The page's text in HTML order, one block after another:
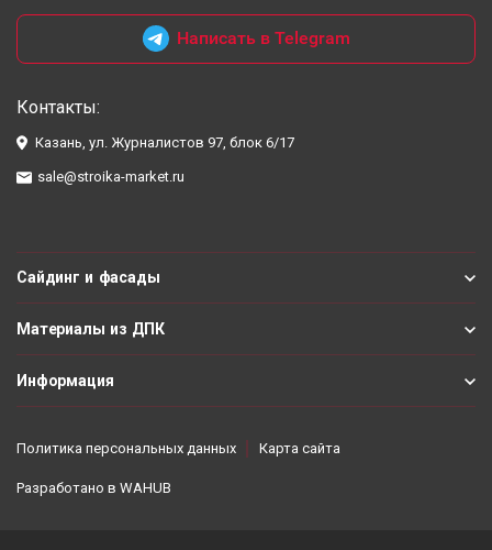
Написать в Telegram
Контакты:
Казань, ул. Журналистов 97, блок 6/17
sale@stroika-market.ru
Сайдинг и фасады
Материалы из ДПК
Информация
Политика персональных данных Карта сайта
Разработано в WAHUB